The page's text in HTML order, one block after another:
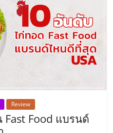
Review
Food แบรนด์